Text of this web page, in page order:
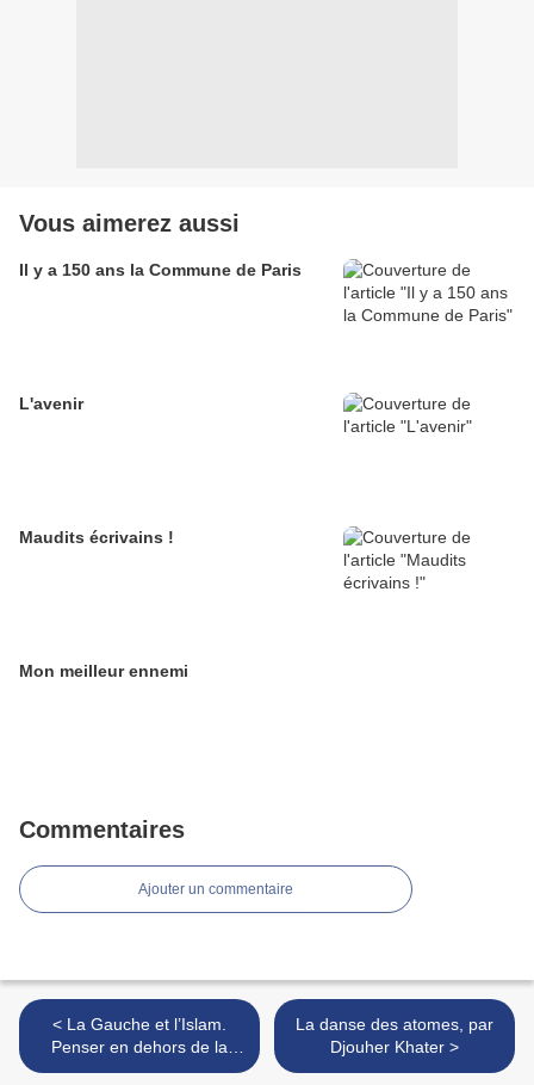
Vous aimerez aussi
Il y a 150 ans la Commune de Paris
L'avenir
Maudits écrivains !
Mon meilleur ennemi
Commentaires
Ajouter un commentaire
< La Gauche et l’Islam.
Penser en dehors de la
case laïque, par Gilad
La danse des atomes, par
Djouher Khater >